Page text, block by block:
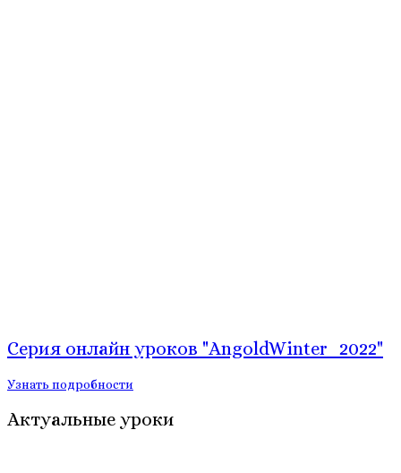
Серия онлайн уроков "AngoldWinter_2022"
Узнать подробности
Актуальные уроки